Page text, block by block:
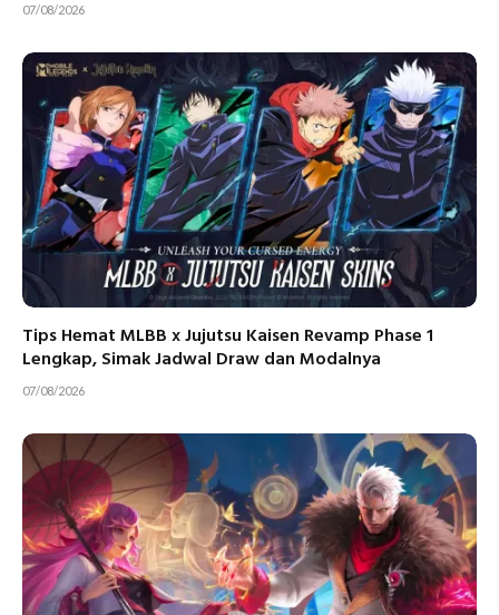
07/08/2026
Tips Hemat MLBB x Jujutsu Kaisen Revamp Phase 1
Lengkap, Simak Jadwal Draw dan Modalnya
07/08/2026